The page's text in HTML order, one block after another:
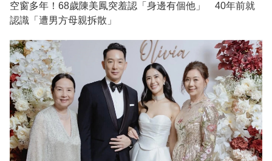
空窗多年！68歲陳美鳳突羞認「身邊有個他」 40年前就
認識「遭男方母親拆散」